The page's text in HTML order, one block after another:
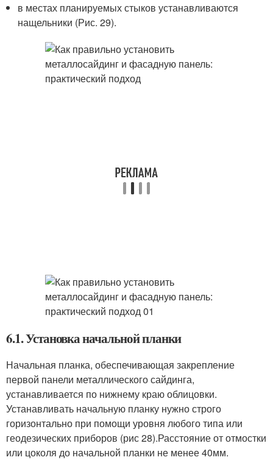
в местах планируемых стыков устанавливаются
нащельники (Рис. 29).
6.1. Установка начальной планки
Начальная планка, обеспечивающая закрепление
первой панели металлического сайдинга,
устанавливается по нижнему краю облицовки.
Устанавливать начальную планку нужно строго
горизонтально при помощи уровня любого типа или
геодезических приборов (рис 28).Расстояние от отмостки
или цоколя до начальной планки не менее 40мм.